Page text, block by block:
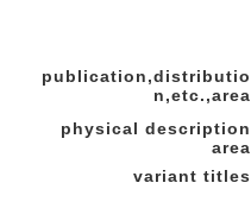
publication,distributio
n,etc.,area
physical description
area
variant titles